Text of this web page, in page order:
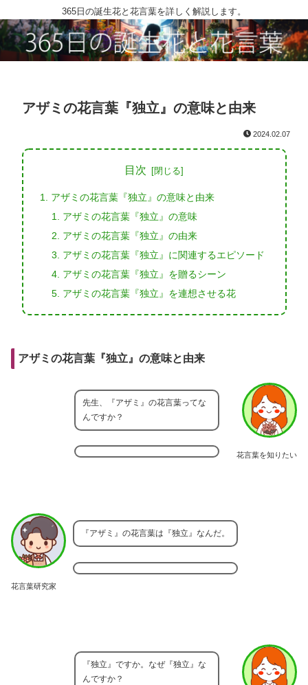
365日の誕生花と花言葉を詳しく解説します。
アザミの花言葉『独立』の意味と由来
2024.02.07
目次
アザミの花言葉『独立』の意味と由来
アザミの花言葉『独立』の意味
アザミの花言葉『独立』の由来
アザミの花言葉『独立』に関連するエピソード
アザミの花言葉『独立』を贈るシーン
アザミの花言葉『独立』を連想させる花
アザミの花言葉『独立』の意味と由来
花言葉を知りたい
先生、『アザミ』の花言葉ってな
んですか？
花言葉研究家
『アザミ』の花言葉は『独立』なんだ。
『独立』ですか。なぜ『独立』な
んですか？